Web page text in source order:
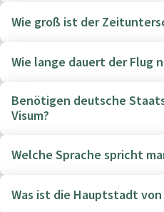
Wie groß ist der
Wie lange dauert der Flug
Benötigen deutsche
Visum?
Welche Sprache spricht
Was ist die Hauptstadt von